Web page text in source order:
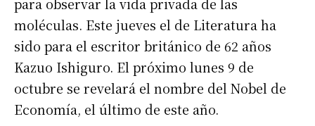
moléculas. Este jueves el de Literatura ha
sido para el escritor británico de 62 años
Kazuo Ishiguro. El próximo lunes 9 de
octubre se revelará el nombre del Nobel de
Economía, el último de este año.